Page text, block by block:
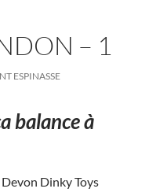
– 1
ESPINASSE
balance à
Dinky Toys